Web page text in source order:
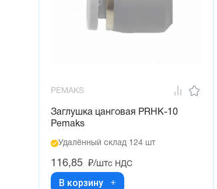
PEMAKS
Заглушка цанговая PRHK-10
Pemaks
Удалённый склад 124 шт
116,85 ₽/штс НДС
В корзину